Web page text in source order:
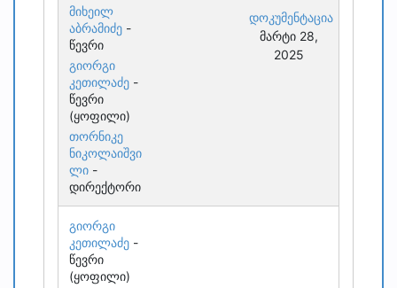
მიხეილ
აბრამიძე -
წევრი
გიორგი
კეთილაძე -
წევრი
(ყოფილი)
თორნიკე
ნიკოლაიშვი
ლი -
დირექტორი
დოკუმენტაცია
მარტი 28,
2025
გიორგი
კეთილაძე -
წევრი
(ყოფილი)